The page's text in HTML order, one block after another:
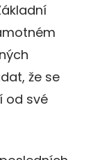
že se
od své